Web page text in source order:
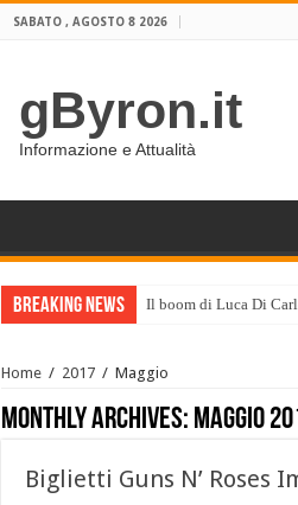
SABATO , AGOSTO 8 2026
gByron.it
Informazione e Attualità
Breaking News Il boom di Luca Di
Home / 2017 / Maggio
Monthly Archives: Maggio
Biglietti Guns N’ Roses